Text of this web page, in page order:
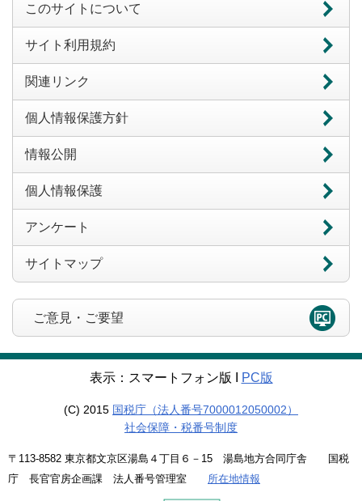
このサイトについて
サイト利用規約
関連リンク
個人情報保護方針
情報公開
個人情報保護
アンケート
サイトマップ
ご意見・ご要望
表示：スマートフォン版 Ι PC版
(C) 2015 国税庁（法人番号7000012050002）
社会保障・税番号制度
〒113-8582 東京都文京区湯島４丁目６－15 湯島地方合同庁舎 国税
庁 長官官房企画課 法人番号管理室 所在地情報